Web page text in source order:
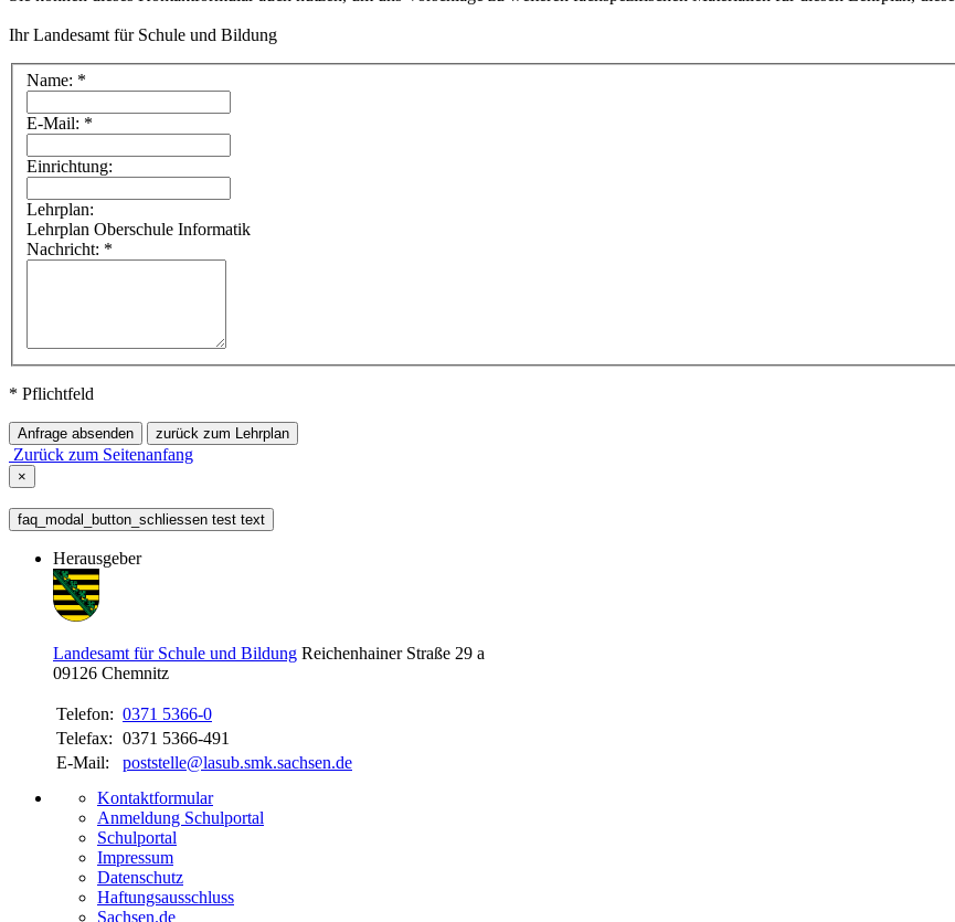
Ihr Landesamt für Schule und Bildung
Name: *
E-Mail: *
Einrichtung:
Lehrplan:
Lehrplan Oberschule Informatik
Nachricht: *
* Pflichtfeld
Anfrage absenden zurück zum Lehrplan
Zurück zum Seitenanfang
×
faq_modal_button_schliessen test text
Herausgeber
Landesamt für Schule und Bildung Reichenhainer Straße 29 a
09126 Chemnitz
Telefon: 0371 5366-0
Telefax: 0371 5366-491
E-Mail:
poststelle@lasub.smk.sachsen.de
Kontaktformular
Anmeldung Schulportal
Schulportal
Impressum
Datenschutz
Haftungsausschluss
Sachsen.de